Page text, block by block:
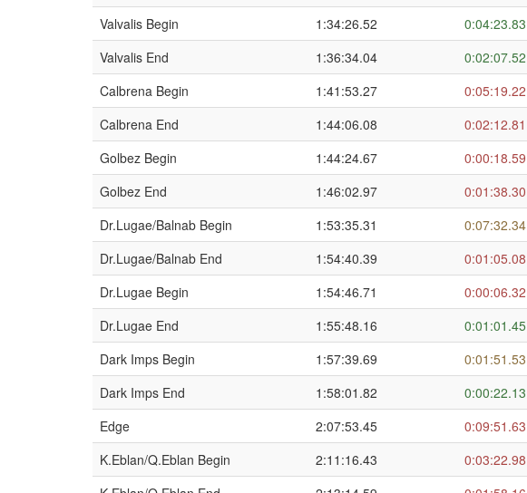
Valvalis Begin
1:34:26.52 0:04:23.83
Valvalis End
1:36:34.04 0:02:07.52
Calbrena Begin
1:41:53.27 0:05:19.22
Calbrena End
1:44:06.08 0:02:12.81
Golbez Begin
1:44:24.67 0:00:18.59
Golbez End
1:46:02.97 0:01:38.30
Dr.Lugae/Balnab Begin
1:53:35.31 0:07:32.34
Dr.Lugae/Balnab End
1:54:40.39 0:01:05.08
Dr.Lugae Begin
1:54:46.71 0:00:06.32
Dr.Lugae End
1:55:48.16 0:01:01.45
Dark Imps Begin
1:57:39.69 0:01:51.53
Dark Imps End
1:58:01.82 0:00:22.13
Edge
2:07:53.45 0:09:51.63
K.Eblan/Q.Eblan Begin
2:11:16.43 0:03:22.98